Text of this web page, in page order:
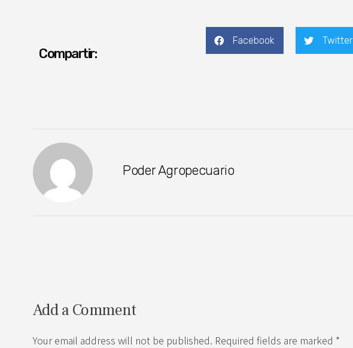
Compartir:
Facebook Twitter
Poder Agropecuario
Add a Comment
Your email address will not be published. Required fields are marked *